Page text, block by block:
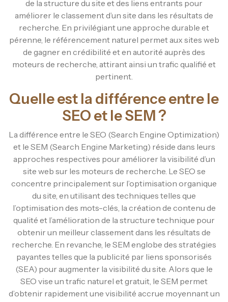
de la structure du site et des liens entrants pour
améliorer le classement d’un site dans les résultats de
recherche. En privilégiant une approche durable et
pérenne, le référencement naturel permet aux sites web
de gagner en crédibilité et en autorité auprès des
moteurs de recherche, attirant ainsi un trafic qualifié et
pertinent.
Quelle est la différence entre le
SEO et le SEM ?
La différence entre le SEO (Search Engine Optimization)
et le SEM (Search Engine Marketing) réside dans leurs
approches respectives pour améliorer la visibilité d’un
site web sur les moteurs de recherche. Le SEO se
concentre principalement sur l’optimisation organique
du site, en utilisant des techniques telles que
l’optimisation des mots-clés, la création de contenu de
qualité et l’amélioration de la structure technique pour
obtenir un meilleur classement dans les résultats de
recherche. En revanche, le SEM englobe des stratégies
payantes telles que la publicité par liens sponsorisés
(SEA) pour augmenter la visibilité du site. Alors que le
SEO vise un trafic naturel et gratuit, le SEM permet
d’obtenir rapidement une visibilité accrue moyennant un